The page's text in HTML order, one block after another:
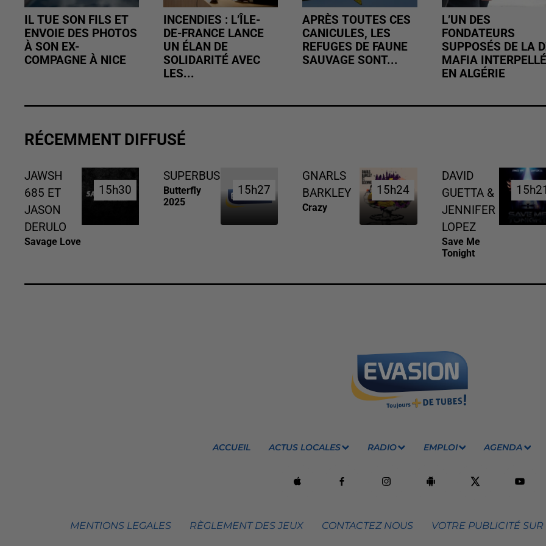
IL TUE SON FILS ET
ENVOIE DES PHOTOS
À SON EX-
COMPAGNE À NICE
INCENDIES : L’ÎLE-
DE-FRANCE LANCE
UN ÉLAN DE
SOLIDARITÉ AVEC
LES...
APRÈS TOUTES CES
CANICULES, LES
REFUGES DE FAUNE
SAUVAGE SONT...
L’UN DES
FONDATEURS
SUPPOSÉS DE LA
MAFIA INTERPELLÉ
EN ALGÉRIE
RÉCEMMENT DIFFUSÉ
JAWSH
685 ET
JASON
DERULO
Savage Love
15h30
15h30
SUPERBUS
Butterfly
2025
15h27
15h27
GNARLS
BARKLEY
Crazy
15h24
15h24
DAVID
GUETTA &
JENNIFER
LOPEZ
Save Me
Tonight
15h21
15h21
ACCUEIL ACTUS LOCALES RADIO EMPLOI AGENDA
MENTIONS LEGALES RÈGLEMENT DES JEUX CONTACTEZ NOUS VOTRE PUBLICITÉ